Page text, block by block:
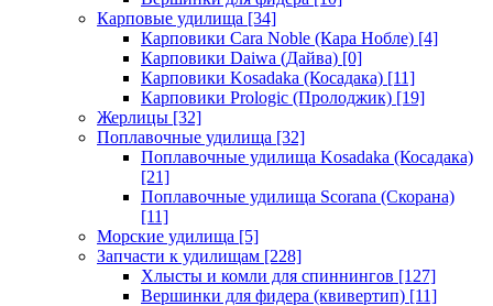
Карповые удилища [34]
Карповики Cara Noble (Кара Нобле) [4]
Карповики Daiwa (Дайва) [0]
Карповики Kosadaka (Косадака) [11]
Карповики Prologic (Пролоджик) [19]
Жерлицы [32]
Поплавочные удилища [32]
Поплавочные удилища Kosadaka (Косадака)
[21]
Поплавочные удилища Scorana (Скорана)
[11]
Морские удилища [5]
Запчасти к удилищам [228]
Хлысты и комли для спиннингов [127]
Вершинки для фидера (квивертип) [11]